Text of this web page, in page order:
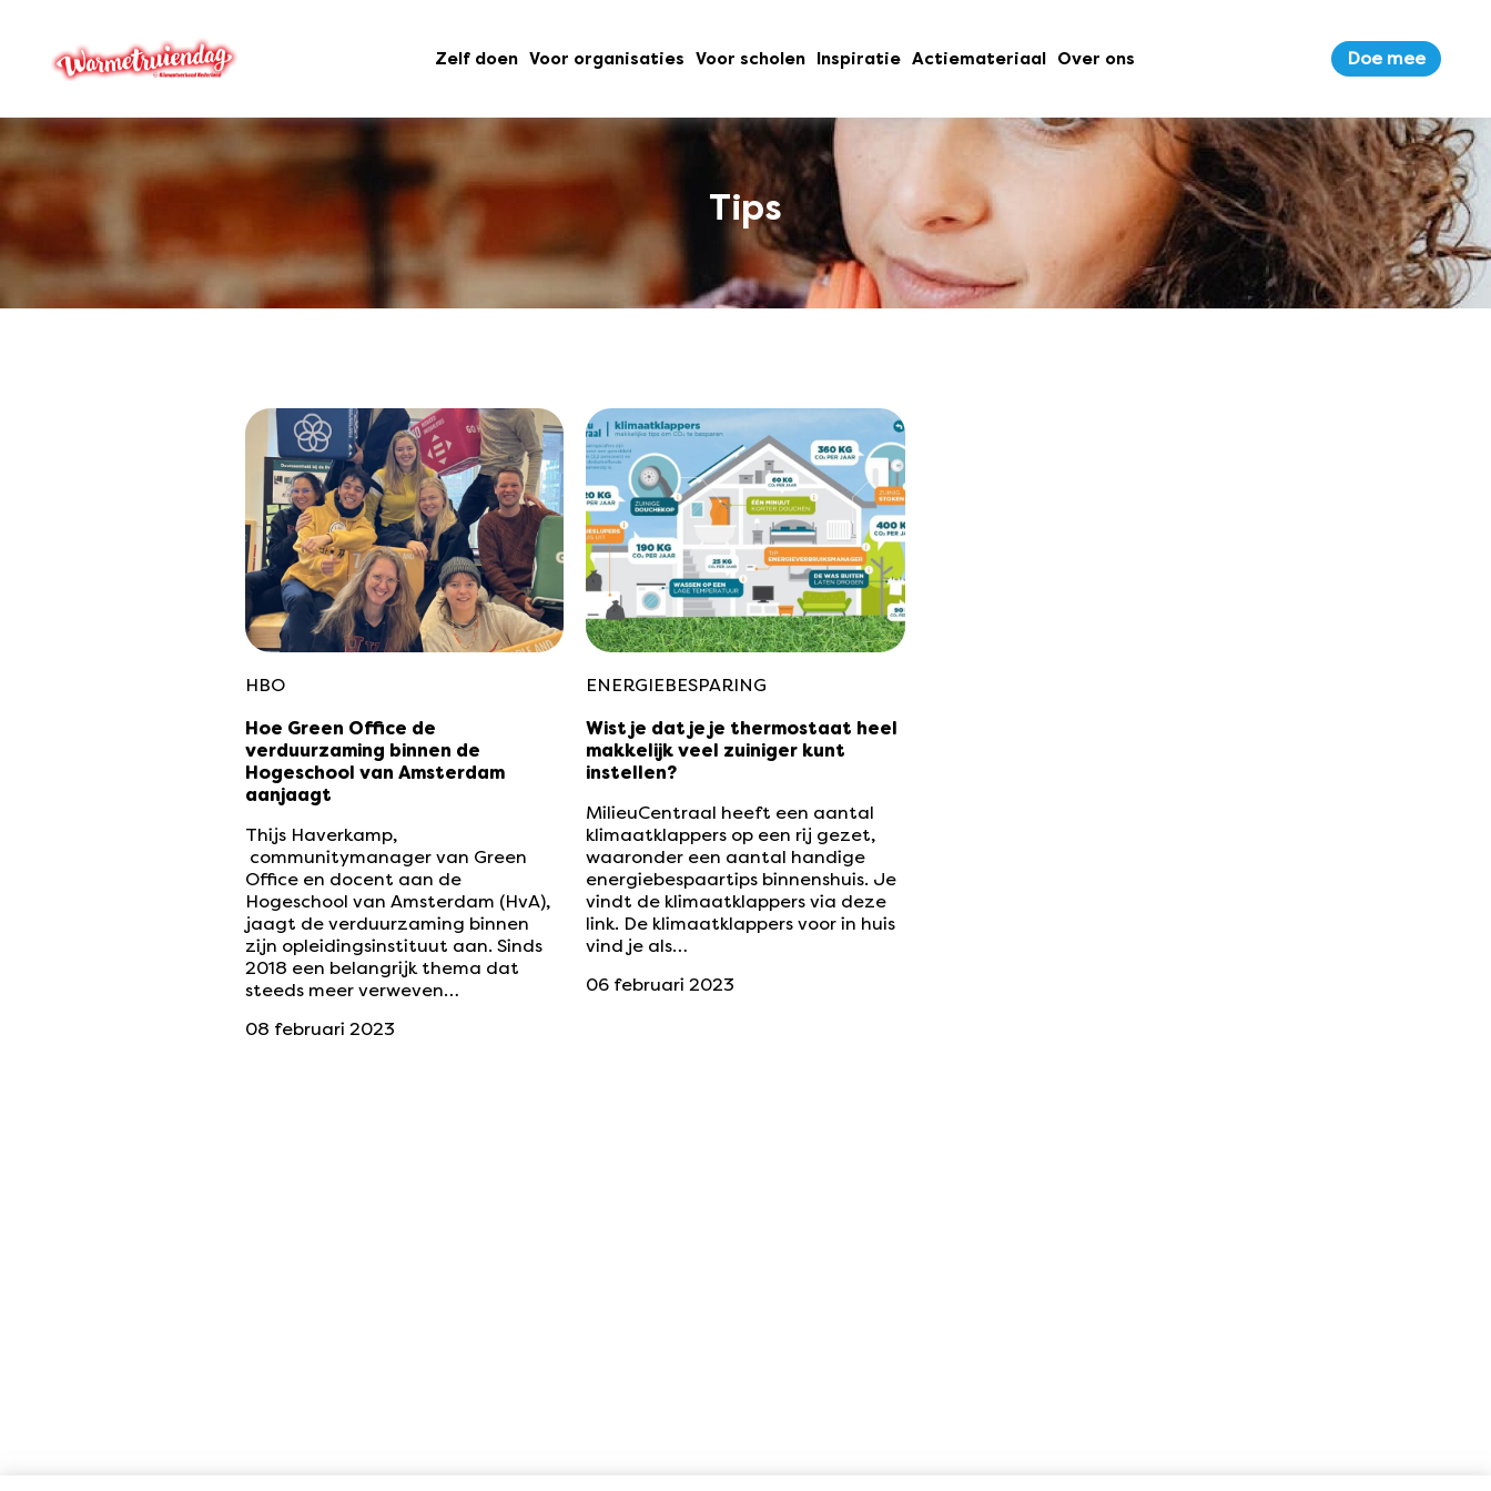
Zelf doen Voor organisaties Voor scholen Inspiratie Actiemateriaal Over ons Doe mee
Tips
HBO
Hoe Green Office de
verduurzaming binnen de
Hogeschool van Amsterdam
aanjaagt
Thijs Haverkamp,
communitymanager van Green
Office en docent aan de
Hogeschool van Amsterdam (HvA),
jaagt de verduurzaming binnen
zijn opleidingsinstituut aan. Sinds
2018 een belangrijk thema dat
steeds meer verweven…
08 februari 2023
ENERGIEBESPARING
Wist je dat je je thermostaat heel
makkelijk veel zuiniger kunt
instellen?
MilieuCentraal heeft een aantal
klimaatklappers op een rij gezet,
waaronder een aantal handige
energiebespaartips binnenshuis. Je
vindt de klimaatklappers via deze
link. De klimaatklappers voor in huis
vind je als…
06 februari 2023